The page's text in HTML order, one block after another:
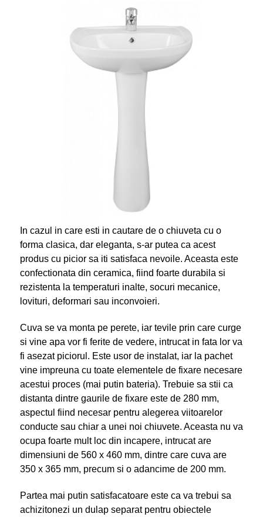
In cazul in care esti in cautare de o chiuveta cu o
forma clasica, dar eleganta, s-ar putea ca acest
produs cu picior sa iti satisfaca nevoile. Aceasta este
confectionata din ceramica, fiind foarte durabila si
rezistenta la temperaturi inalte, socuri mecanice,
lovituri, deformari sau inconvoieri.
Cuva se va monta pe perete, iar tevile prin care curge
si vine apa vor fi ferite de vedere, intrucat in fata lor va
fi asezat piciorul. Este usor de instalat, iar la pachet
vine impreuna cu toate elementele de fixare necesare
acestui proces (mai putin bateria). Trebuie sa stii ca
distanta dintre gaurile de fixare este de 280 mm,
aspectul fiind necesar pentru alegerea viitoarelor
conducte sau chiar a unei noi chiuvete. Aceasta nu va
ocupa foarte mult loc din incapere, intrucat are
dimensiuni de 560 x 460 mm, dintre care cuva are
350 x 365 mm, precum si o adancime de 200 mm.
Partea mai putin satisfacatoare este ca va trebui sa
achizitonezi un dulap separat pentru obiectele